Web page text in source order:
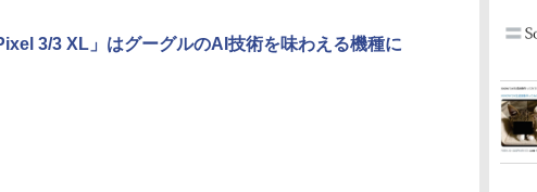
3/3 XL」はグーグルのAI技術を味わえる機種に